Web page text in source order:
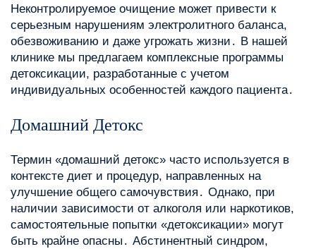
Неконтролируемое очищение может привести к
серьезным нарушениям электролитного баланса,
обезвоживанию и даже угрожать жизни․ В нашей
клинике мы предлагаем комплексные программы
детоксикации, разработанные с учетом
индивидуальных особенностей каждого пациента․
Домашний Детокс
Термин «домашний детокс» часто используется в
контексте диет и процедур, направленных на
улучшение общего самочувствия․ Однако, при
наличии зависимости от алкоголя или наркотиков,
самостоятельные попытки «детоксикации» могут
быть крайне опасны․ Абстинентный синдром,